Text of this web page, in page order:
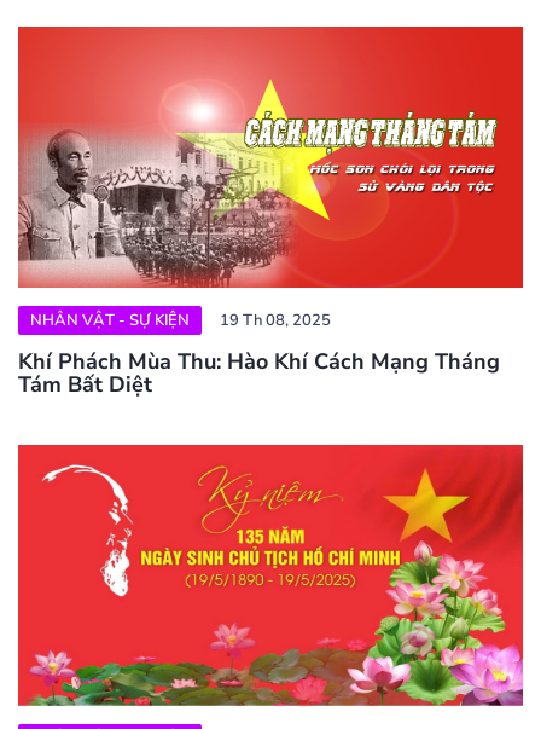
NHÂN VẬT - SỰ KIỆN 19 Th 08, 2025
Khí Phách Mùa Thu: Hào Khí Cách Mạng Tháng
Tám Bất Diệt